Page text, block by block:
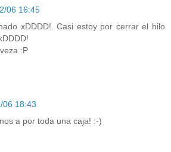
06 16:45
xDDDD!. Casi estoy por cerrar el hilo
:P
06 18:43
a por toda una caja! :-)